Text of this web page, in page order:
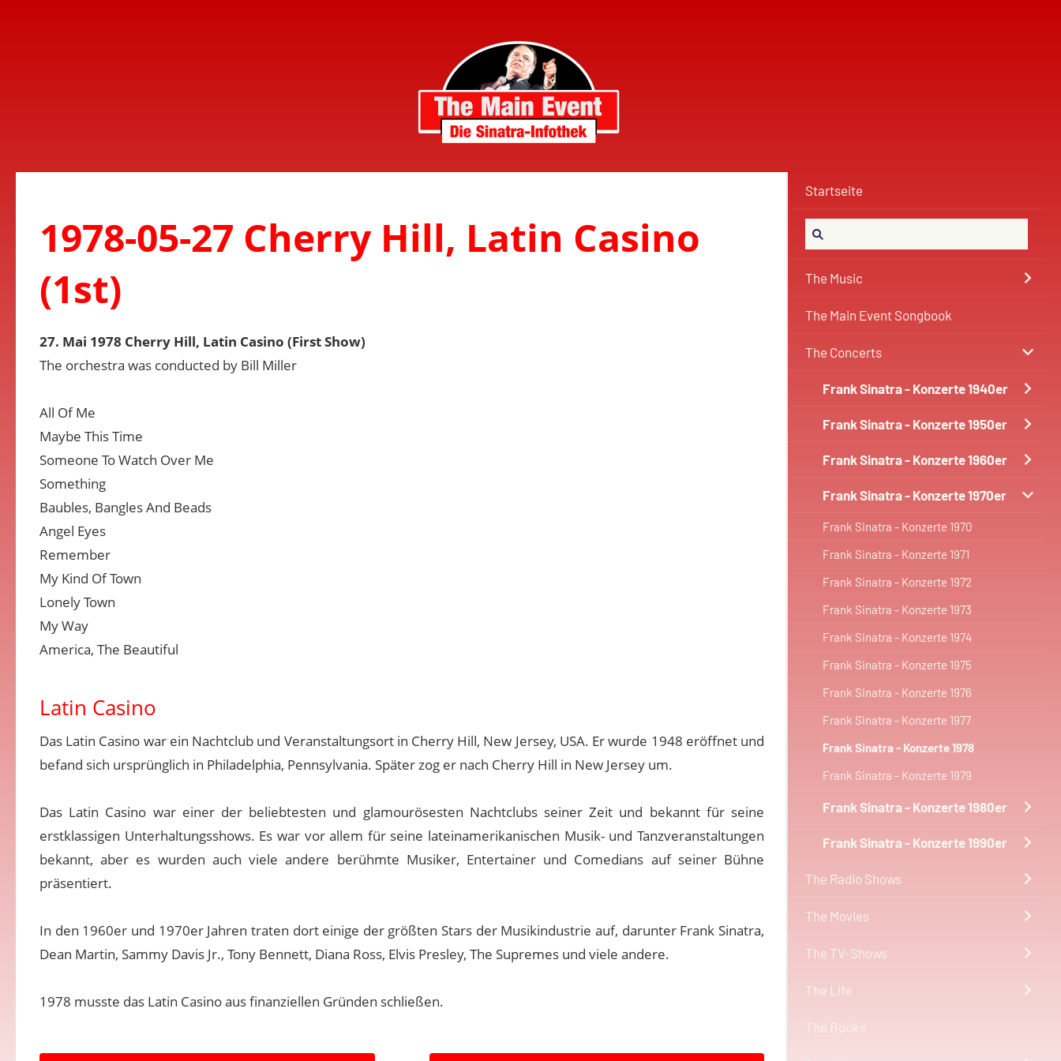
Startseite
The Music
The Main Event Songbook
The Concerts
Frank Sinatra - Konzerte 1940er
Frank Sinatra - Konzerte 1950er
Frank Sinatra - Konzerte 1960er
Frank Sinatra - Konzerte 1970er
Frank Sinatra - Konzerte 1970
Frank Sinatra - Konzerte 1971
Frank Sinatra - Konzerte 1972
Frank Sinatra - Konzerte 1973
Frank Sinatra - Konzerte 1974
Frank Sinatra - Konzerte 1975
Frank Sinatra - Konzerte 1976
Frank Sinatra - Konzerte 1977
Frank Sinatra - Konzerte 1978
Frank Sinatra - Konzerte 1979
Frank Sinatra - Konzerte 1980er
Frank Sinatra - Konzerte 1990er
The Radio Shows
The Movies
The TV-Shows
The Life
The Books
1978-05-27 Cherry Hill, Latin Casino
(1st)
27. Mai 1978 Cherry Hill, Latin Casino (First Show)
The orchestra was conducted by Bill Miller
All Of Me
Maybe This Time
Someone To Watch Over Me
Something
Baubles, Bangles And Beads
Angel Eyes
Remember
My Kind Of Town
Lonely Town
My Way
America, The Beautiful
Latin Casino
Das Latin Casino war ein Nachtclub und Veranstaltungsort in Cherry Hill, New Jersey, USA. Er wurde 1948 eröffnet und
befand sich ursprünglich in Philadelphia, Pennsylvania. Später zog er nach Cherry Hill in New Jersey um.
Das Latin Casino war einer der beliebtesten und glamourösesten Nachtclubs seiner Zeit und bekannt für seine
erstklassigen Unterhaltungsshows. Es war vor allem für seine lateinamerikanischen Musik- und Tanzveranstaltungen
bekannt, aber es wurden auch viele andere berühmte Musiker, Entertainer und Comedians auf seiner Bühne
präsentiert.
In den 1960er und 1970er Jahren traten dort einige der größten Stars der Musikindustrie auf, darunter Frank Sinatra,
Dean Martin, Sammy Davis Jr., Tony Bennett, Diana Ross, Elvis Presley, The Supremes und viele andere.
1978 musste das Latin Casino aus finanziellen Gründen schließen.